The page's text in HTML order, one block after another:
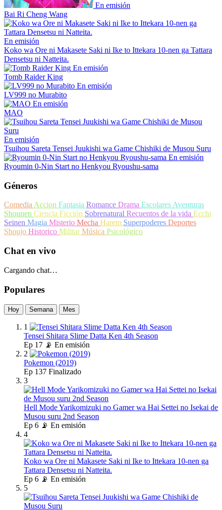
En emisión
Bai Ri Cheng Wang
En emisión
Koko wa Ore ni Makasete Saki ni Ike to Ittekara 10-nen ga Tattara
Densetsu ni Natteita.
En emisión
Tomb Raider King
En emisión
LV999 no Murabito
En emisión
MAO
En emisión
Tsuihou Sareta Tensei Juukishi wa Game Chishiki de Musou Suru
En emisión
Ryoumin 0-Nin Start no Henkyou Ryoushu-sama
Géneros
ComediaAccion Fantasia Romance Drama EscolaresAventuras
Shounen Ciencia Ficción Sobrenatural Recuentos de la vida Ecchi
Seinen Magia Misterio Mecha Harem Superpoderes Deportes
Shoujo Historico MilitarMúsica Psicológico
Chat en vivo
Cargando chat…
Populares
Hoy Semana Mes
1
Tensei Shitara Slime Datta Ken 4th Season
Ep 17 📡 En emisión
2
Pokemon (2019)
Ep 137 Finalizado
3
Hell Mode Yarikomizuki no Gamer wa Hai Settei no Isekai de
Musou suru 2nd Season
Ep 6 📡 En emisión
4
Koko wa Ore ni Makasete Saki ni Ike to Ittekara 10-nen ga
Tattara Densetsu ni Natteita.
Ep 6 📡 En emisión
5